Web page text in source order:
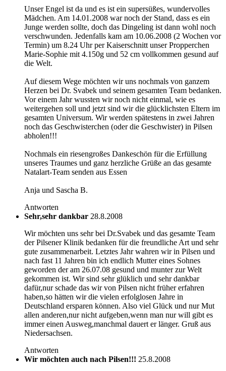
Unser Engel ist da und es ist ein supersüßes, wundervolles
Mädchen. Am 14.01.2008 war noch der Stand, dass es ein
Junge werden sollte, doch das Dingeling ist dann wohl noch
verschwunden. Jedenfalls kam am 10.06.2008 (2 Wochen vor
Termin) um 8.24 Uhr per Kaiserschnitt unser Propperchen
Marie-Sophie mit 4.150g und 52 cm vollkommen gesund auf
die Welt.
Auf diesem Wege möchten wir uns nochmals von ganzem
Herzen bei Dr. Svabek und seinem gesamten Team bedanken.
Vor einem Jahr wussten wir noch nicht einmal, wie es
weitergehen soll und jetzt sind wir die glücklichsten Eltern im
gesamten Universum. Wir werden spätestens in zwei Jahren
noch das Geschwisterchen (oder die Geschwister) in Pilsen
abholen!!!
Nochmals ein riesengroßes Dankeschön für die Erfüllung
unseres Traumes und ganz herzliche Grüße an das gesamte
Natalart-Team senden aus Essen
Anja und Sascha B.
Antworten
Sehr,sehr dankbar 28.8.2008
Wir möchten uns sehr bei Dr.Svabek und das gesamte Team
der Pilsener Klinik bedanken für die freundliche Art und sehr
gute zusammenarbeit. Letztes Jahr wahren wir in Pilsen und
nach fast 11 Jahren bin ich endlich Mutter eines Sohnes
geworden der am 26.07.08 gesund und munter zur Welt
gekommen ist. Wir sind sehr glüklich und sehr dankbar
dafür,nur schade das wir von Pilsen nicht früher erfahren
haben,so hätten wir die vielen erfolglosen Jahre in
Deutschland ersparen können. Also viel Glück und nur Mut
allen anderen,nur nicht aufgeben,wenn man nur will gibt es
immer einen Ausweg,manchmal dauert er länger. Gruß aus
Niedersachsen.
Antworten
Wir möchten auch nach Pilsen!!! 25.8.2008